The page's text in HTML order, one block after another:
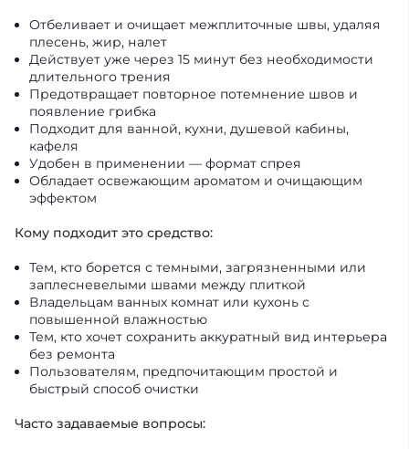
Отбеливает и очищает межплиточные швы, удаляя
плесень, жир, налет
Действует уже через 15 минут без необходимости
длительного трения
Предотвращает повторное потемнение швов и
появление грибка
Подходит для ванной, кухни, душевой кабины,
кафеля
Удобен в применении — формат спрея
Обладает освежающим ароматом и очищающим
эффектом
Кому подходит это средство:
Тем, кто борется с темными, загрязненными или
заплесневелыми швами между плиткой
Владельцам ванных комнат или кухонь с
повышенной влажностью
Тем, кто хочет сохранить аккуратный вид интерьера
без ремонта
Пользователям, предпочитающим простой и
быстрый способ очистки
Часто задаваемые вопросы: